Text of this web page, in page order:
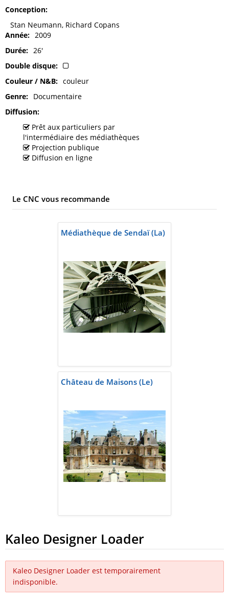
Conception
Stan Neumann, Richard Copans
Année
2009
Durée
26'
Double disque
Couleur / N&B
couleur
Genre
Documentaire
Diffusion
Prêt aux particuliers par
l'intermédiaire des médiathèques
Projection publique
Diffusion en ligne
Le CNC vous recommande
Médiathèque de Sendaï (La)
Château de Maisons (Le)
Kaleo Designer Loader
Kaleo Designer Loader est temporairement
indisponible.